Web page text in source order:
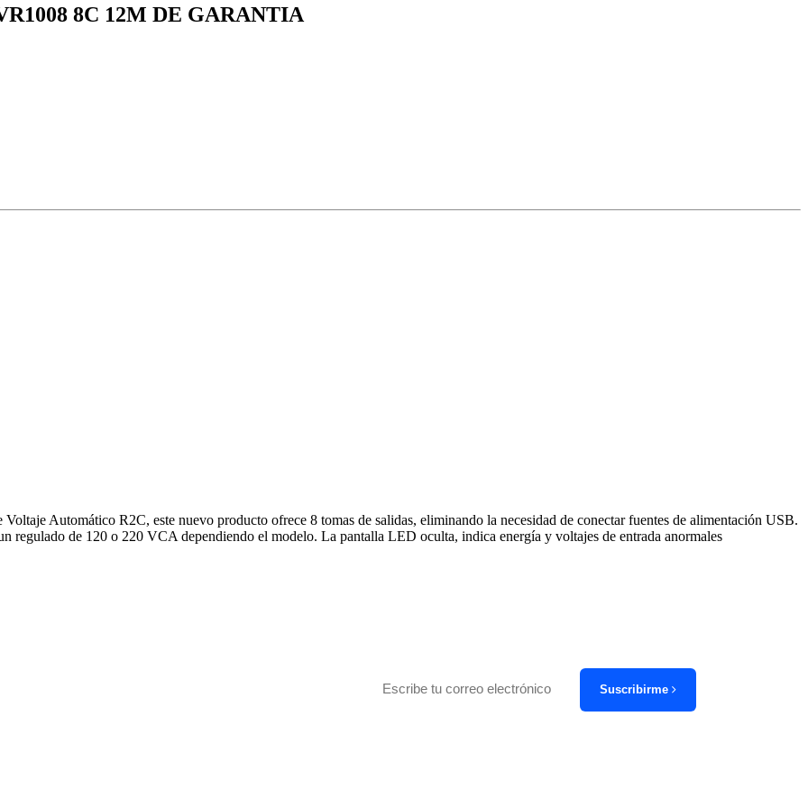
8C 12M DE GARANTIA
Automático R2C, este nuevo producto ofrece 8 tomas de salidas, eliminando la necesidad de conectar fuentes de alimentación USB.
regulado de 120 o 220 VCA dependiendo el modelo. La pantalla LED oculta, indica energía y voltajes de entrada anormales
Suscribirme